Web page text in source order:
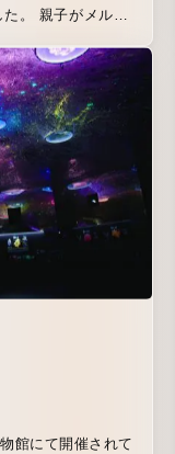
。 親子がメルカ
価値を見出し、そ
ーを、実際のア
館にて開催されて